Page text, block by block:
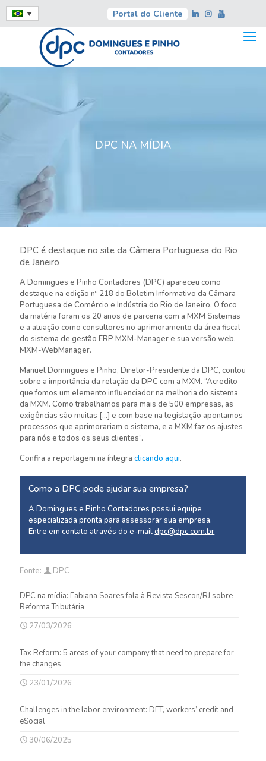
Portal do Cliente
DPC NA MÍDIA
DPC é destaque no site da Câmera Portuguesa do Rio
de Janeiro
A Domingues e Pinho Contadores (DPC) apareceu como
destaque na edição nº 218 do Boletim Informativo da Câmara
Portuguesa de Comércio e Indústria do Rio de Janeiro. O foco
da matéria foram os 20 anos de parceria com a MXM Sistemas
e a atuação como consultores no aprimoramento da área fiscal
do sistema de gestão ERP MXM-Manager e sua versão web,
MXM-WebManager.
Manuel Domingues e Pinho, Diretor-Presidente da DPC, contou
sobre a importância da relação da DPC com a MXM. “Acredito
que fomos um elemento influenciador na melhoria do sistema
da MXM. Como trabalhamos para mais de 500 empresas, as
exigências são muitas […] e com base na legislação apontamos
processos que aprimorariam o sistema, e a MXM faz os ajustes
para nós e todos os seus clientes”.
Confira a reportagem na íntegra clicando aqui.
Como a DPC pode ajudar sua empresa?
A Domingues e Pinho Contadores possui equipe
especializada pronta para assessorar sua empresa.
Entre em contato através do e-maildpc@dpc.com.br
Fonte: DPC
DPC na mídia: Fabiana Soares fala à Revista Sescon/RJ sobre
Reforma Tributária
27/03/2026
Tax Reform: 5 areas of your company that need to prepare for
the changes
23/01/2026
Challenges in the labor environment: DET, workers’ credit and
eSocial
30/06/2025